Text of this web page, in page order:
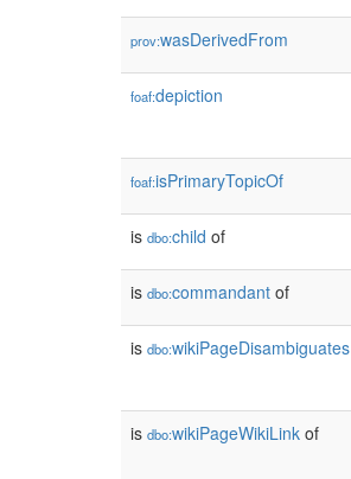
prov:wasDerivedFrom
foaf:depiction
foaf:isPrimaryTopicOf
is dbo:child of
is dbo:commandant of
is dbo:wikiPageDisambiguates
is dbo:wikiPageWikiLink of